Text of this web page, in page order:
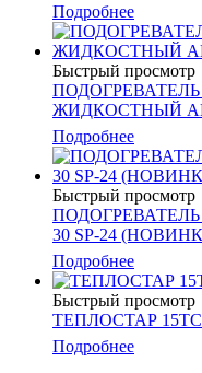
Подробнее
Быстрый просмотр
ЖИДКОСТНЫЙ
Подробнее
Быстрый просмотр
30 SP-24
Подробнее
Быстрый просмотр
ТЕПЛОСТАР
Подробнее